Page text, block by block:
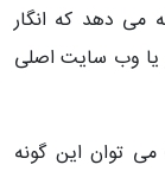
می دهد که انگار
یا وب سایت اصلی
می توان این گونه